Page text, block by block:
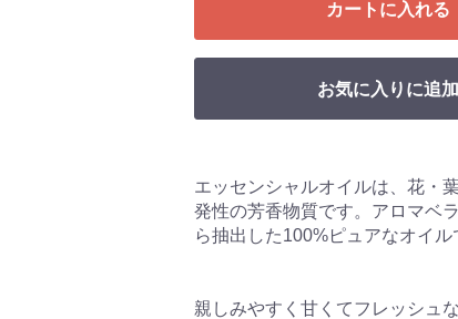
カートに入れる
お気に入りに追加
エッセンシャルオイルは、花・
発性の芳香物質です。アロマベ
ら抽出した100%ピュアなオイル
親しみやすく甘くてフレッシュ